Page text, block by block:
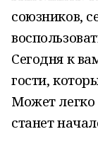
союзников,
Сегодня к
гости,
Может легко
станет